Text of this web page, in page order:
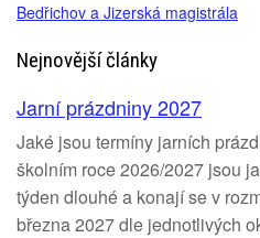
Bedřichov a Jizerská magistrála
Nejnovější články
Jarní prázdniny 2027
Jaké jsou termíny jarních
školním roce 2026/2027 jsou
týden dlouhé a konají se v
března 2027 dle jednotlivých